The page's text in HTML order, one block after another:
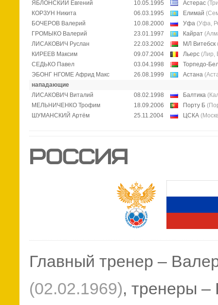
ЯБЛОНСКИЙ Евгений 10.05.1995 Астерас
КОРЗУН Никита
06.03.1995 Елимай
БОЧЕРОВ Валерий
10.08.2000 Уфа (Уфа,
ГРОМЫКО Валерий
23.01.1997 Кайрат
ЛИСАКОВИЧ Руслан
22.03.2002 МЛ Витебск
КИРЕЕВ Максим
09.07.2004 Льерс (Лир,
СЕДЬКО Павел
03.04.1998
Торпедо-
ЭБОНГ НГОМЕ Африд Макс
26.08.1999 Астана
нападающие
ЛИСАКОВИЧ Виталий
08.02.1998 Балтика
МЕЛЬНИЧЕНКО Трофим
18.09.2006 Порту Б
ШУМАНСКИЙ Артём
25.11.2004 ЦСКА
РОССИЯ
Главный тренер –
(02.02.1969), тренеры